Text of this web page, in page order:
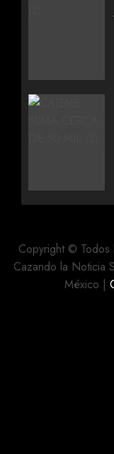
Copyright © Todos
Cazando la Noticia
México |